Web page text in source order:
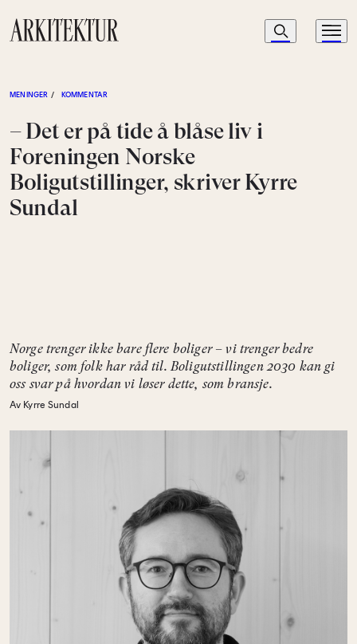
Navigasjon
Søk Meny
MENINGER / KOMMENTAR
– Det er på tide å blåse liv i
Foreningen Norske
Boligutstillinger, skriver Kyrre
Sundal
Norge trenger ikke bare flere boliger – vi trenger bedre
boliger, som folk har råd til. Boligutstillingen 2030 kan gi
oss svar på hvordan vi løser dette, som bransje.
Av Kyrre Sundal